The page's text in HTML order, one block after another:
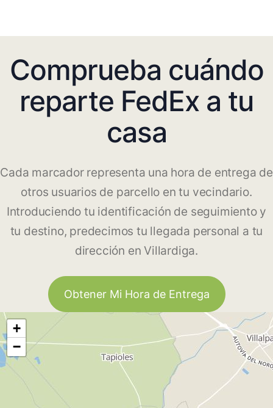
Comprueba cuándo
reparte FedEx a tu
casa
Cada marcador representa una hora de entrega de
otros usuarios de parcello en tu vecindario.
Introduciendo tu identificación de seguimiento y
tu destino, predecimos tu llegada personal a tu
dirección en Villardiga.
Obtener Mi Hora de Entrega
+
−